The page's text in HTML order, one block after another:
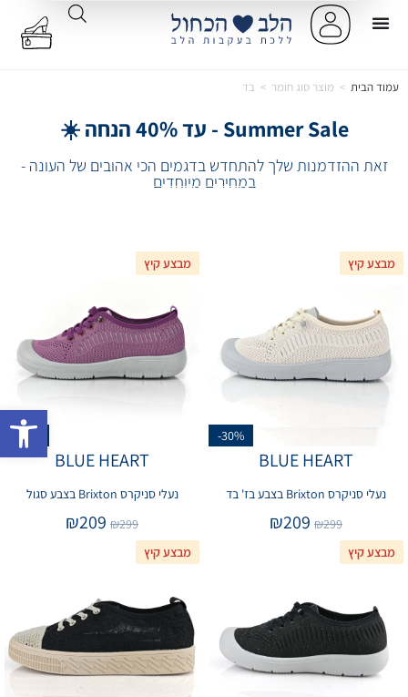
עמוד הבית > מוצר סוג חומר > בד
Summer Sale - עד 40% הנחה ☀️
זאת ההזדמנות שלך להתחדש בדגמים הכי אהובים של העונה -
במחירים מיוחדים
מבצע קיץ
-30%
BLUE HEART
נעלי סניקרס Brixton בצבע בז' בד
₪299
₪209
מבצע קיץ
-30%
BLUE HEART
נעלי סניקרס Brixton בצבע סגול
₪299
₪209
מבצע קיץ מבצע קיץ